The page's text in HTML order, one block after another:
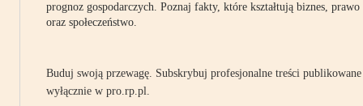
prognoz gospodarczych. Poznaj fakty, które kształtują biznes, prawo
oraz społeczeństwo.
Buduj swoją przewagę. Subskrybuj profesjonalne treści publikowane
wyłącznie w pro.rp.pl.